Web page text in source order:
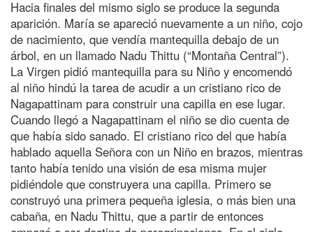
Hacia finales del mismo siglo se produce la segunda
aparición. María se apareció nuevamente a un niño, cojo
de nacimiento, que vendía mantequilla debajo de un
árbol, en un llamado Nadu Thittu (“Montaña Central”).
La Virgen pidió mantequilla para su Niño y encomendó
al niño hindú la tarea de acudir a un cristiano rico de
Nagapattinam para construir una capilla en ese lugar.
Cuando llegó a Nagapattinam el niño se dio cuenta de
que había sido sanado. El cristiano rico del que había
hablado aquella Señora con un Niño en brazos, mientras
tanto había tenido una visión de esa misma mujer
pidiéndole que construyera una capilla. Primero se
construyó una primera pequeña iglesia, o más bien una
cabaña, en Nadu Thittu, que a partir de entonces